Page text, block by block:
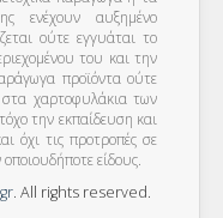
ενέχουν αυξημένο
ούτε εγγυάται το
του και την
προϊόντα ούτε
στα χαρτοφυλάκια των
την εκπαίδευση και
όχι τις προτροπές σε
είδους.
gr. All rights reserved.